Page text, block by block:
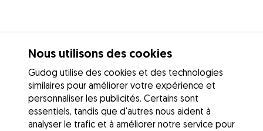
Nous utilisons des cookies
Gudog utilise des cookies et des technologies
similaires pour améliorer votre expérience et
personnaliser les publicités. Certains sont
essentiels, tandis que d'autres nous aident à
analyser le trafic et à améliorer notre service pour